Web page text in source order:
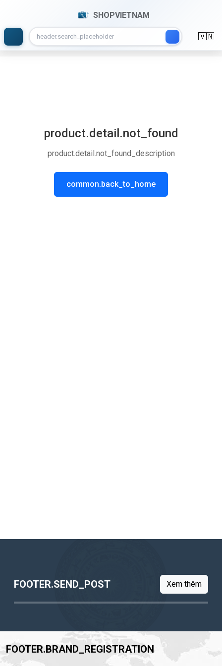
SHOPVIETNAM
🇻🇳
product.detail.not_found
product.detail.not_found_description
common.back_to_home
FOOTER.SEND_POST Xem thêm
FOOTER.BRAND_REGISTRATION